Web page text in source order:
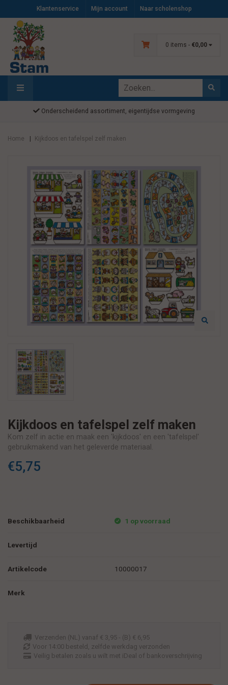
Klantenservice Mijn account Naar scholenshop
0 items - €0,00
Onderscheidend assortiment, eigentijdse vormgeving
Home Kijkdoos en tafelspel zelf maken
Kijkdoos en tafelspel zelf maken
Kom zelf in actie en maak een 'kijkdoos' en een 'tafelspel'
gebruikmakend van het geleverde materiaal.
€5,75
Beschikbaarheid 1 op voorraad
Levertijd
Artikelcode 10000017
Merk
Verzenden (NL) vanaf € 3,95 - (B) € 6,95
Voor 14:00 besteld, zelfde werkdag verzonden
Veilig betalen zoals u wilt met iDeal of bankoverschrijving